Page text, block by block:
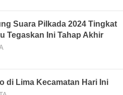
Suara Pilkada 2024 Tingkat
Tegaskan Ini Tahap Akhir
di Lima Kecamatan Hari Ini